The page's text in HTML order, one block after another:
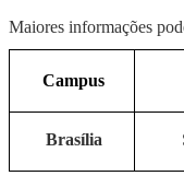
Maiores informações
Campus
Brasília